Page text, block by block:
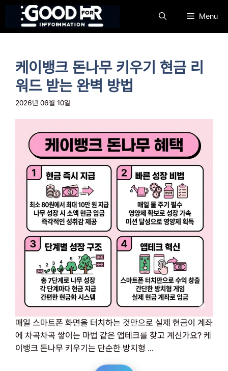
츠
Menu
케이뱅크 돈나무 키우기 현금 리
워드 받는 완벽 방법
2026년 06월 10일
매일 스마트폰 화면을 터치하는 것만으로 실제 현금이 계좌
에 차곡차곡 쌓이는 마법 같은 앱테크를 찾고 계신가요? 케
이뱅크 돈나무 키우기는 단순한 방치형 ...